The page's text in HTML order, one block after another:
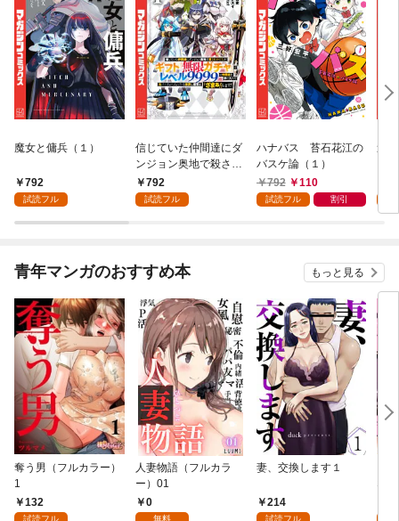
魔女と傭兵（１）
792
試読フル
信じていた仲間達にダ
ンジョン奥地で殺され
かけたがギフト『無限
ガチャ』でレベル９９
『ざまぁ！』します！
（１）
792
試読フル
ハナバス 苔石花江の
バスケ論（１）
792
110
試読フル 割引
追
強
～
（
青年マンガのおすすめ本 もっと見る
奪う男（フルカラー）
1
132
試読フル
人妻物語（フルカラ
ー）01
0
無料
妻、交換します１
214
試読フル
な